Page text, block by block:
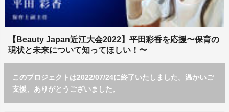
【Beauty Japan近江大会2022】平田彩香を応援〜保育の
現状と未来について知ってほしい！〜
このプロジェクトは2022/07/24に終了いたしました。温かいご
支援、ありがとうございました。